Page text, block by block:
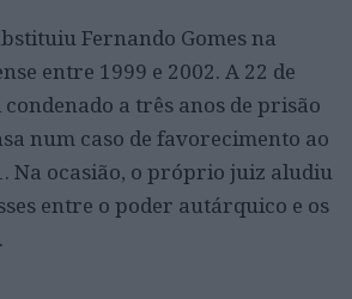
Fernando Gomes na
entre 1999 e 2002. A 22 de
a três anos de prisão
num caso de favorecimento ao
Na ocasião, o próprio juiz aludiu
entre o poder autárquico e os